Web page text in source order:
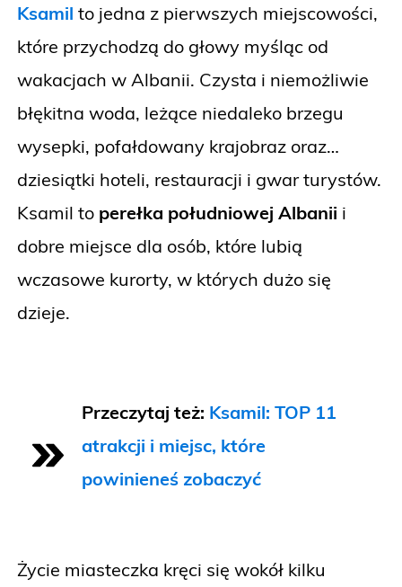
Ksamil to jedna z pierwszych miejscowości,
które przychodzą do głowy myśląc od
wakacjach w Albanii. Czysta i niemożliwie
błękitna woda, leżące niedaleko brzegu
wysepki, pofałdowany krajobraz oraz…
dziesiątki hoteli, restauracji i gwar turystów.
Ksamil to perełka południowej Albanii i
dobre miejsce dla osób, które lubią
wczasowe kurorty, w których dużo się
dzieje.
Przeczytaj też: Ksamil: TOP 11
atrakcji i miejsc, które
powinieneś zobaczyć
Życie miasteczka kręci się wokół kilku